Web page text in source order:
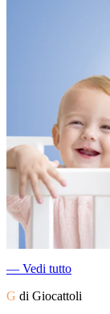
― Vedi tutto
G di Giocattoli